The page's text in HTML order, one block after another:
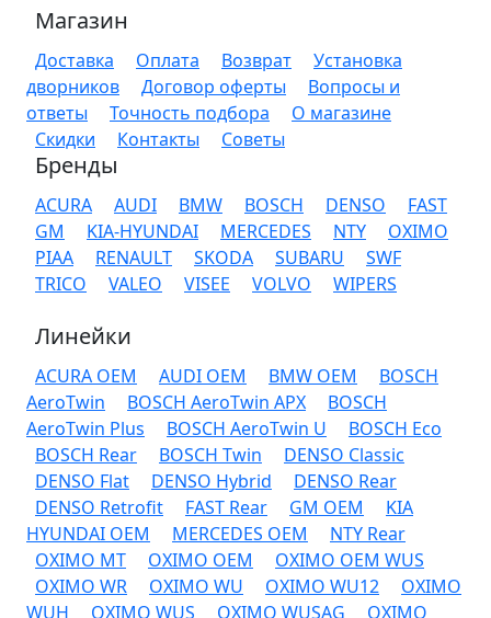
Магазин
Доставка Оплата Возврат
Установка
дворников
Договор оферты
Вопросы и
ответы
Точность подбора
О магазине
Скидки
Контакты Советы
Бренды
ACURA AUDI BMW BOSCH DENSO
FAST
GM
KIA-HYUNDAI MERCEDES NTY
OXIMO
PIAA
RENAULT SKODA SUBARU
SWF
TRICO
VALEO VISEE VOLVO WIPERS
Линейки
ACURA OEM AUDI OEM BMW OEM
BOSCH
AeroTwin
BOSCH AeroTwin APX
BOSCH
AeroTwin Plus
BOSCH AeroTwin U
BOSCH Eco
BOSCH Rear
BOSCH Twin
DENSO Classic
DENSO Flat
DENSO Hybrid
DENSO Rear
DENSO Retrofit
FAST Rear GM OEM
KIA
HYUNDAI OEM
MERCEDES OEM
NTY Rear
OXIMO MT
OXIMO OEM
OXIMO OEM WUS
OXIMO WR
OXIMO WU OXIMO WU12
OXIMO
WUH
OXIMO WUS OXIMO WUSAG OXIMO